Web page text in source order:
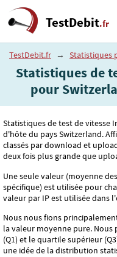
TestDebit.fr
TestDebit.fr → Statistiques
Statistiques de
pour
Statistiques de test de vitesse
d'hôte du pays Switzerland.
classés par download et
deux fois plus grande que
Une seule valeur (moyenne
spécifique) est utilisée pour
valeur par IP est utilisée dans
Nous nous fions
la valeur moyenne pure.
(Q1) et le quartile supérieur
une idée de la distribution